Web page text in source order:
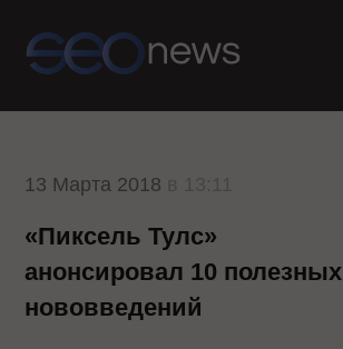
13 Марта 2018
«Пиксель Тулс»
анонсировал 10 полезных
нововведений